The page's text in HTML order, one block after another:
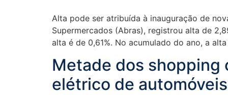
Alta pode ser atribuída à inauguração de
Supermercados (Abras), registrou alta de
alta é de 0,61%. No acumulado do ano, a
Metade dos shopping
elétrico de automóveis